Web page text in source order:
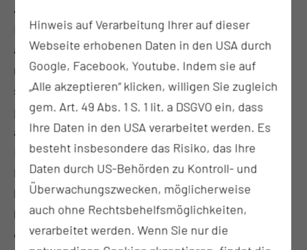
Auf unserer neurologisch-neurochirurgischen
Frührehabilitationsstation behandeln wir
ausschließlich Patientinnen und Patienten, die
noch vollständig von pflegerischer Hilfe abhängig
sind und mehrmals täglich ärztliche und
pflegerische Überwachung brauchen. Dort gibt es
auch in einem gesonderten Bereich mit
Monitorüberwachung. Gleichzeitig sind diese
Patientinnen und Patienten ausreichend stabil für
kurze Therapieeinheiten und benötigen aktuell
keine operativen Eingriffe. Die Frührehabilitation
ermöglicht ein frühzeitiges Training von
Hinweis auf Verarbeitung Ihrer auf dieser
Webseite erhobenen Daten in den USA durch
Google, Facebook, Youtube. Indem sie auf
„Alle akzeptieren“ klicken, willigen Sie zugleich
gem. Art. 49 Abs. 1 S. 1 lit. a DSGVO ein, dass
Ihre Daten in den USA verarbeitet werden. Es
besteht insbesondere das Risiko, das Ihre
Daten durch US-Behörden zu Kontroll- und
Überwachungszwecken, möglicherweise
auch ohne Rechtsbehelfsmöglichkeiten,
verarbeitet werden. Wenn Sie nur die